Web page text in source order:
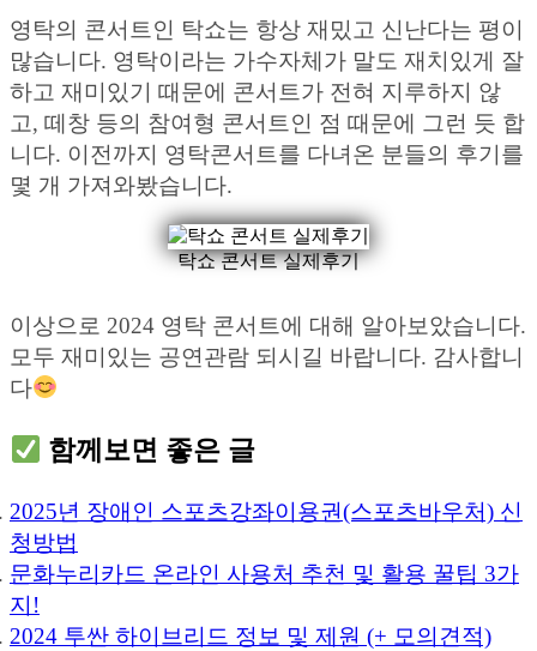
영탁의 콘서트인 탁쇼는 항상 재밌고 신난다는 평이
많습니다. 영탁이라는 가수자체가 말도 재치있게 잘
하고 재미있기 때문에 콘서트가 전혀 지루하지 않
고, 떼창 등의 참여형 콘서트인 점 때문에 그런 듯 합
니다. 이전까지 영탁콘서트를 다녀온 분들의 후기를
몇 개 가져와봤습니다.
탁쇼 콘서트 실제후기
이상으로 2024 영탁 콘서트에 대해 알아보았습니다.
모두 재미있는 공연관람 되시길 바랍니다. 감사합니
다
함께보면 좋은 글
2025년 장애인 스포츠강좌이용권(스포츠바우처) 신
청방법
문화누리카드 온라인 사용처 추천 및 활용 꿀팁 3가
지!
2024 투싼 하이브리드 정보 및 제원 (+ 모의견적)